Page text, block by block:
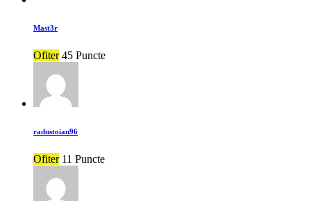
Mast3r
Ofiter 45 Puncte
radustoian96
Ofiter 11 Puncte